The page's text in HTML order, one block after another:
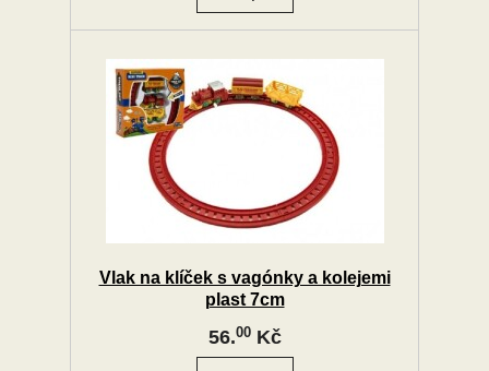
Vlak na klíček s vagónky a kolejemi
plast 7cm
56.00Kč